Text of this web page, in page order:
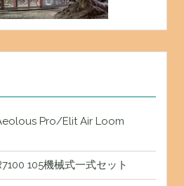
Pro/Elit Air Loom
105機械式一式セット